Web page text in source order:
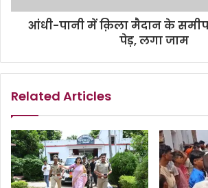
आंधी-पानी में क़िला मैदान के
पेड़, लगा जाम
Related Articles